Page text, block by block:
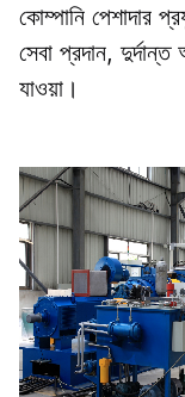
কোম্পানি পেশাদার
সেবা প্রদান,
যাওয়া।